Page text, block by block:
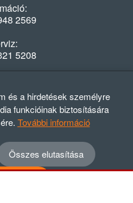
2569
5208
08:00-16:30
Kft.
ÁSZF
Elállási nyilatkozat
és a hirdetések személyre
funkcióinak biztosítására
További információ
Összes elutasítása